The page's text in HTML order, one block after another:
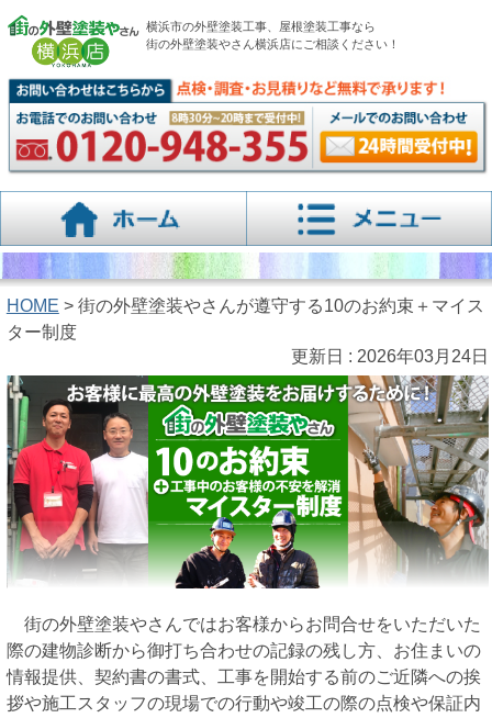
横浜市の外壁塗装工事、屋根塗装工事なら
街の外壁塗装やさん横浜店にご相談ください！
HOME > 街の外壁塗装やさんが遵守する10のお約束＋マイス
ター制度
更新日 : 2026年03月24日
街の外壁塗装やさんではお客様からお問合せをいただいた
際の建物診断から御打ち合わせの記録の残し方、お住まいの
情報提供、契約書の書式、工事を開始する前のご近隣への挨
拶や施工スタッフの現場での行動や竣工の際の点検や保証内